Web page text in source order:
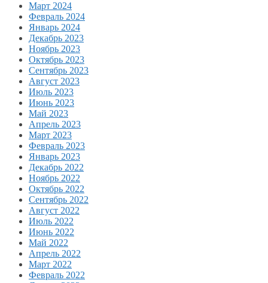
Март 2024
Февраль 2024
Январь 2024
Декабрь 2023
Ноябрь 2023
Октябрь 2023
Сентябрь 2023
Август 2023
Июль 2023
Июнь 2023
Май 2023
Апрель 2023
Март 2023
Февраль 2023
Январь 2023
Декабрь 2022
Ноябрь 2022
Октябрь 2022
Сентябрь 2022
Август 2022
Июль 2022
Июнь 2022
Май 2022
Апрель 2022
Март 2022
Февраль 2022